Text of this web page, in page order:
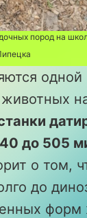
пород на
одной
до 505
о том,
до
форм